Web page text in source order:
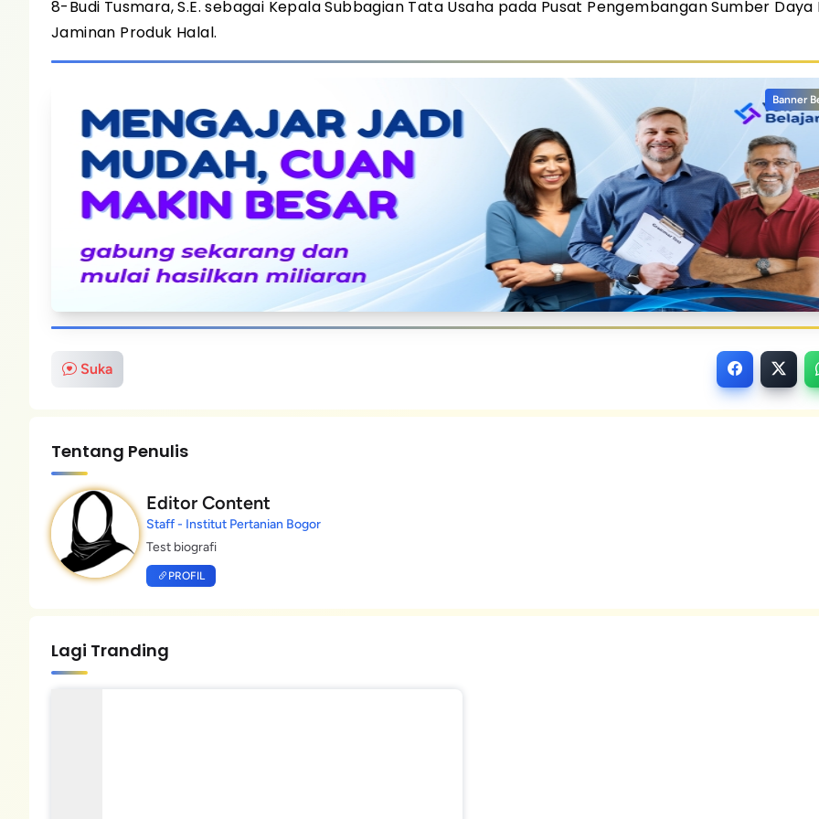
8-Budi Tusmara, S.E. sebagai Kepala Subbagian Tata Usaha pada Pusat Pengembangan Sumber Daya
Jaminan Produk Halal.
Banner
Suka
Tentang Penulis
Editor Content
Staff - Institut Pertanian Bogor
Test biografi
PROFIL
Lagi Tranding